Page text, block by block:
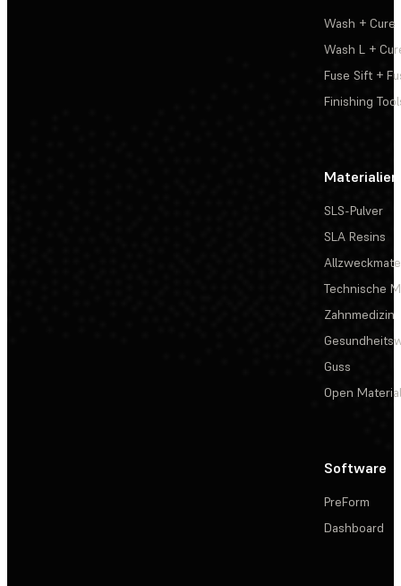
Wash + Cure
Wash L +
Fuse Sift +
Finishing
Materialien
SLS-Pulver
SLA Resins
Technische
Zahnmedizin
Guss
Open
Software
PreForm
Dashboard